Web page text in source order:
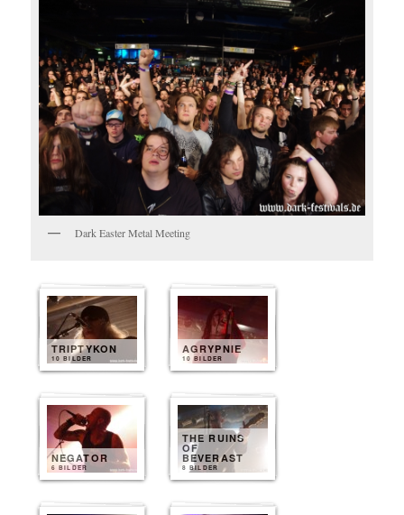
Dark Easter Metal Meeting
TRIPTYKON
10 BILDER
AGRYPNIE
10 BILDER
NEGATOR
6 BILDER
THE RUINS
OF
BEVERAST
8 BILDER